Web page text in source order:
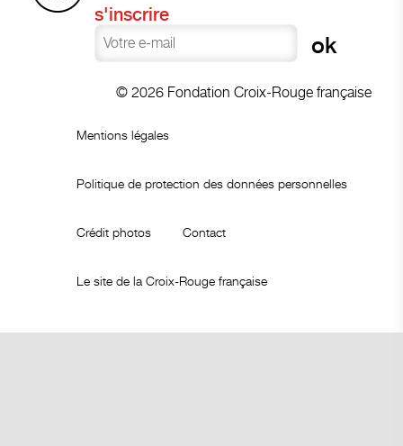
s'inscrire
© 2026 Fondation Croix-Rouge française
Mentions légales
Politique de protection des données personnelles
Crédit photos Contact
Le site de la Croix-Rouge française